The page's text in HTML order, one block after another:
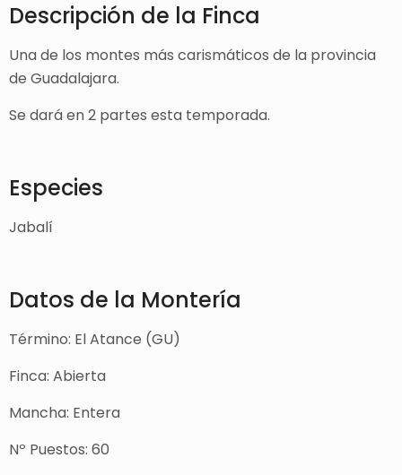
Descripción de la Finca
Una de los montes más carismáticos de la provincia
de Guadalajara.
Se dará en 2 partes esta temporada.
Especies
Jabalí
Datos de la Montería
Término: El Atance (GU)
Finca: Abierta
Mancha: Entera
Nº Puestos: 60